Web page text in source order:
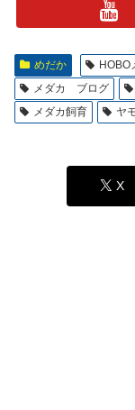
めだか HOBO
メダカ ブログ
メダカ飼育
ヤ
X